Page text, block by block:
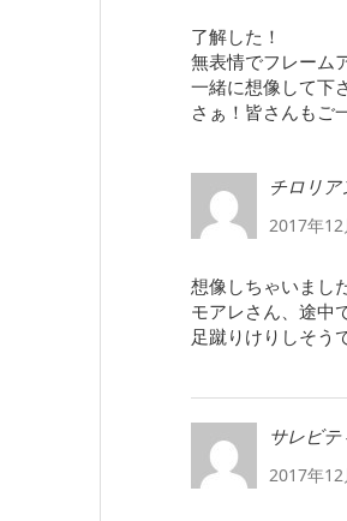
了解した！
無表情でフレーム
一緒に想像して下
さぁ！皆さんもご
チロリア
2017年
想像しちゃいまし
モアレさん、途中
足蹴りけりしそう
サレビテ
2017年